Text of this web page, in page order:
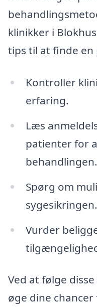
klinikker i
tips til at finde en
Kontroller
erfaring.
Læs
patienter for
behandlingen.
Spørg om
sygesikringen.
Vurder
Ved at følge
øge dine